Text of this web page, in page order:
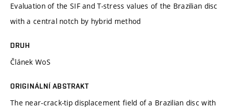
Evaluation of the SIF and T-stress values of the Brazilian disc
with a central notch by hybrid method
DRUH
Článek WoS
ORIGINÁLNÍ ABSTRAKT
The near-crack-tip displacement field of a Brazilian disc with